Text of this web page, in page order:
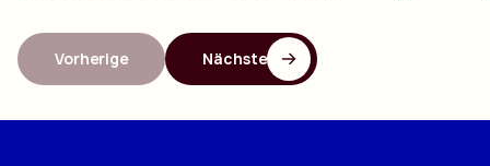
Vorherige Nächste